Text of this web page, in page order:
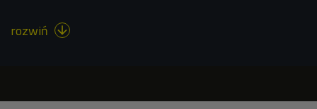
rozwiń 